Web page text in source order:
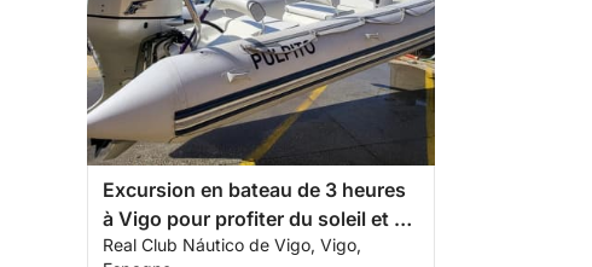
Excursion en bateau de 3 heures
à Vigo pour profiter du soleil et de
la mer
Real Club Náutico de Vigo, Vigo,